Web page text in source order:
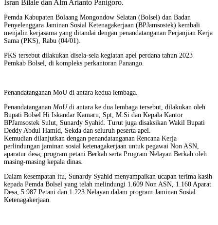
Isran Bilale dan Alm Arianto Panigoro.
Pemda Kabupaten Bolaang Mongondow Selatan (Bolsel) dan Badan
Penyelenggara Jaminan Sosial Ketenagakerjaan (BPJamsostek) kembali
menjalin kerjasama yang ditandai dengan penandatanganan Perjanjian Kerja
Sama (PKS), Rabu (04/01).
PKS tersebut dilakukan disela-sela kegiatan apel perdana tahun 2023
Pemkab Bolsel, di kompleks perkantoran Panango.
Penandatanganan MoU di antara kedua lembaga.
Penandatanganan MoUdi antara ke dua lembaga tersebut, dilakukan oleh
Bupati Bolsel Hi Iskandar Kamaru, Spt, M.Si dan Kepala Kantor
BPJamsostek Sulut, Sunardy Syahid. Turut juga disaksikan Wakil Bupati
Deddy Abdul Hamid, Sekda dan seluruh peserta apel.
Kemudian dilanjutkan dengan penandatanganan Rencana Kerja
perlindungan jaminan sosial ketenagakerjaan untuk pegawai Non ASN,
aparatur desa, program petani Berkah serta Program Nelayan Berkah oleh
masing-masing kepala dinas.
Dalam kesempatan itu, Sunardy Syahid menyampaikan ucapan terima kasih
kepada Pemda Bolsel yang telah melindungi 1.609 Non ASN, 1.160 Aparat
Desa, 5.987 Petani dan 1.223 Nelayan dalam program Jaminan Sosial
Ketenagakerjaan.